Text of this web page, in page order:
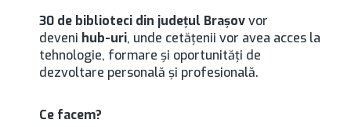
30 de biblioteci din județul Brașovvor
deveni hub-uri, unde cetățenii vor avea acces la
tehnologie, formare și oportunități de
dezvoltare personală și profesională.
Ce facem?